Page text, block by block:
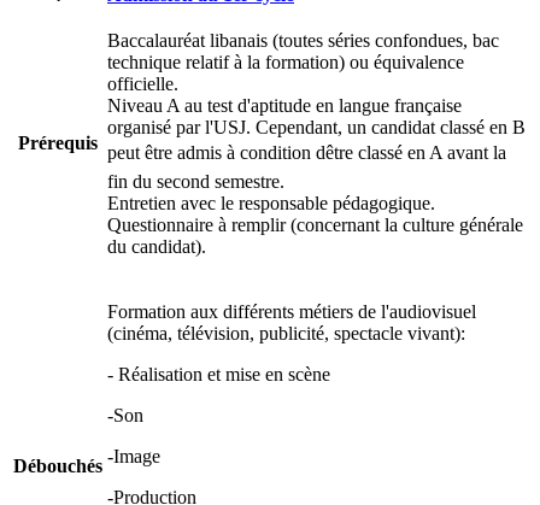
Prérequis
Baccalauréat libanais (toutes séries confondues, bac
technique relatif à la formation) ou équivalence
officielle.
Niveau A au test d'aptitude en langue française
organisé par l'USJ. Cependant, un candidat classé en B
peut être admis à condition dêtre classé en A avant la
fin du second semestre.
Entretien avec le responsable pédagogique.
Questionnaire à remplir (concernant la culture générale
du candidat).
Débouchés
Formation aux différents métiers de l'audiovisuel
(cinéma, télévision, publicité, spectacle vivant):
- Réalisation et mise en scène
-Son
-Image
-Production